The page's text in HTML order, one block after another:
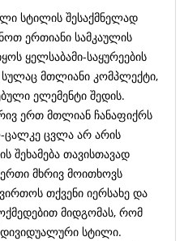
სტილის შესაქმნელად
ერთიანი სამკაულის
ყელსაბამი-საყურეების
სულაც მთლიანი კომპლექტი,
ელემენტი შედის.
ერთ მთლიან ჩანაფიქრს
ცალკე ცვლა არ არის
შეხამება თავისთავად
მხრივ მოითხოვს
თქვენი იერსახე და
მიდგომას, რომ
სტილი.